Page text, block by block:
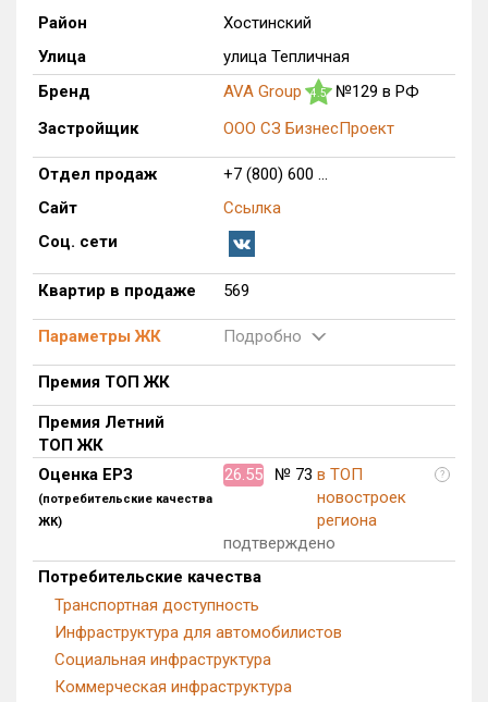
Только новые
Оценка ЕРЗ ЖК
от до
с продажами
Найдено:
Жилых комплексов
Блокированных домов
Домов с апартаментами
Поселков таунхаусов
Многоквартирных домов
0 из 1
Блокированных домов
Квартир, апартаментов,
блоков в БД
569 из 66 213
Район
Хостинский
Улица
улица Тепличная
Бренд
AVA Group 4.5
№129 в РФ
Застройщик
ООО СЗ БизнесПроект
Отдел продаж
+7 (800) 600 ...
Сайт
Ссылка
Соц. сети
Квартир в продаже 569
Параметры ЖК Подробно
Премия ТОП ЖК
Премия Летний
ТОП ЖК
Оценка ЕРЗ
(потребительские качества
ЖК)
26.55 № 73 в ТОП
новостроек
региона
?
подтверждено
Потребительские качества
Транспортная доступность
Инфраструктура для автомобилистов
Социальная инфраструктура
Коммерческая инфраструктура